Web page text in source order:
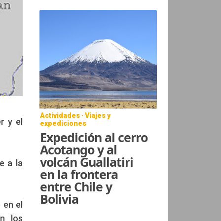
y el
a la
el
los
Actividades · Viajes y
expediciones
Expedición al cerro
Acotango y al
volcán Guallatiri
en la frontera
entre Chile y
Bolivia